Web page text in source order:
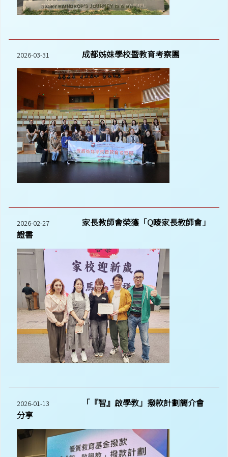
2026-03-31 成都姊妹學校暨教育考察團
2026-02-27
家長教師會榮獲「Q嘜家長教師會」
證書
2026-01-13
「『智』啟學教」撥款計劃簡介會
分享